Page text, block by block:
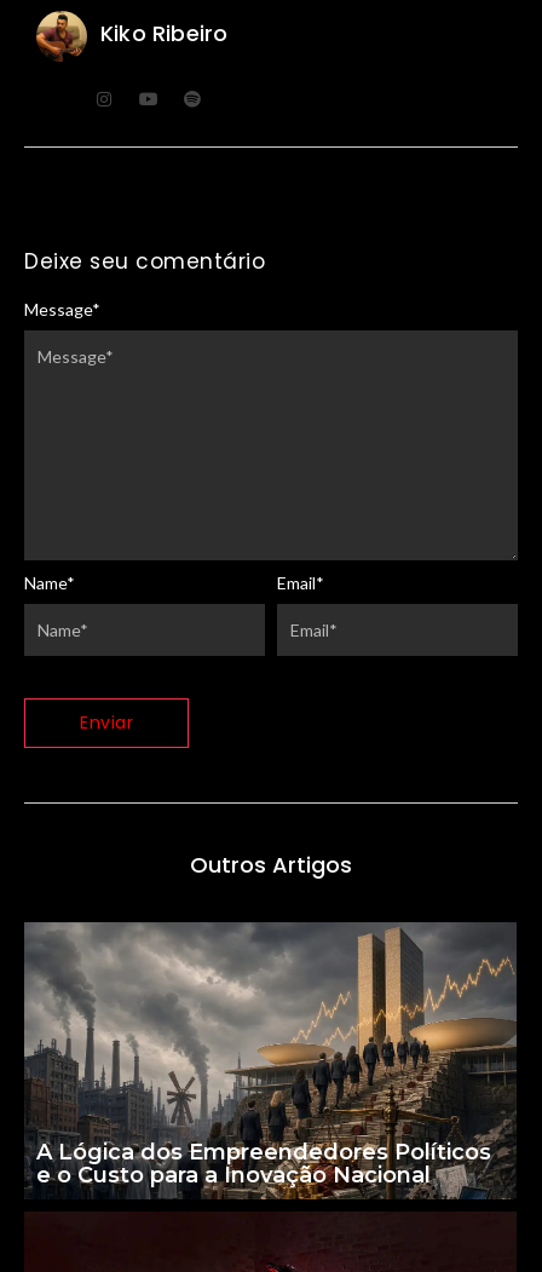
Kiko Ribeiro
Deixe seu comentário
Message*
Name* Email*
Outros Artigos
A Lógica dos Empreendedores Políticos
e o Custo para a Inovação Nacional